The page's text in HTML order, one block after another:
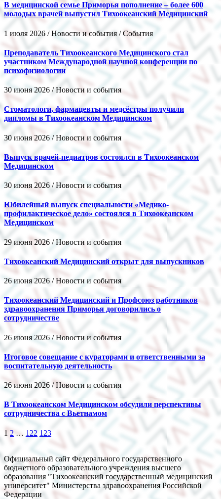
В медицинской семье Приморья пополнение – более 600
молодых врачей выпустил Тихоокеанский Медицинский
1 июля 2026 / Новости и события / События
Преподаватель Тихоокеанского Медицинского стал
участником Международной научной конференции по
психофизиологии
30 июня 2026 / Новости и события
Стоматологи, фармацевты и медсёстры получили
дипломы в Тихоокеанском Медицинском
30 июня 2026 / Новости и события
Выпуск врачей-педиатров состоялся в Тихоокеанском
Медицинском
30 июня 2026 / Новости и события
Юбилейный выпуск специальности «Медико-
профилактическое дело» состоялся в Тихоокеанском
Медицинском
29 июня 2026 / Новости и события
Тихоокеанский Медицинский открыт для выпускников
26 июня 2026 / Новости и события
Тихоокеанский Медицинский и Профсоюз работников
здравоохранения Приморья договорились о
сотрудничестве
26 июня 2026 / Новости и события
Итоговое совещание с кураторами и ответственными за
воспитательную деятельность
26 июня 2026 / Новости и события
В Тихоокеанском Медицинском обсудили перспективы
сотрудничества с Вьетнамом
1 2 … 122 123
Официальный сайт Федерального государственного
бюджетного образовательного учреждения высшего
образования "Тихоокеанский государственный медицинский
университет" Министерства здравоохранения Российской
Федерации